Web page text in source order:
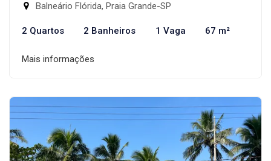
Balneário Flórida, Praia Grande-SP
2 Quartos 2 Banheiros 1 Vaga 67 m²
Mais informações